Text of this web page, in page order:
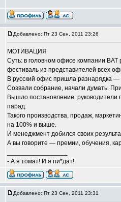
Добавлено: Пт 23 Сен, 2011 23:26
МОТИВАЦИЯ
Суть: в головном офисе компании
фестиваль из представителей всех
В русский офис пришла разнарядка —
Созвали собрание, начали думать.
Вышло постановление: руководители
парад.
Такого производства, продаж,
на 100% и выше.
И менеджмент добился своих
А вы говорите — премии, обучения,
- А я томат! И я пи*дат!
Добавлено: Пт 23 Сен, 2011 23:31